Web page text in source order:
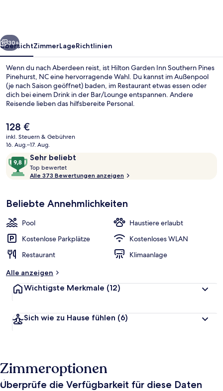
NC
Weiter
30+
ÜbersichtZimmerLageRichtlinien
Wenn du nach Aberdeen reist, ist Hilton Garden Inn Southern Pines
Pinehurst, NC eine hervorragende Wahl. Du kannst im Außenpool
(je nach Saison geöffnet) baden, im Restaurant etwas essen oder
dich bei einem Drink in der Bar/Lounge entspannen. Andere
Reisende lieben das hilfsbereite Personal.
Der
aktuelle
Preis
128 €.
128 €
inkl. Steuern & Gebühren
16. Aug.–17. Aug.
Bewertungen
Sehr beliebt
9,8
von
10,
beliebt
Top bewertet
o
b
r
Alle 373 Bewertungen anzeigen
Beliebte Annehmlichkeiten
Pool
Haustiere erlaubt
Kostenlose Parkplätze
Kostenloses WLAN
Restaurant
Klimaanlage
Alle anzeigen
Wichtigste Merkmale (12)
Sich wie zu Hause fühlen (6)
Zimmeroptionen
Überprüfe die Verfügbarkeit für diese Daten